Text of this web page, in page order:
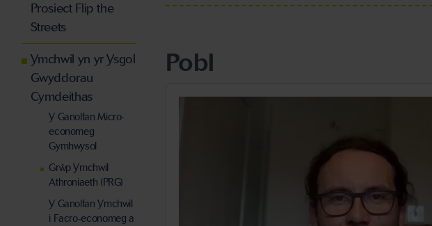
Pobl
Prosiect Flip the
Streets
Ymchwil yn yr Ysgol
Gwyddorau
Cymdeithas
Y Ganolfan Micro-
economeg
Gymhwysol
Grŵp Ymchwil
Athroniaeth (PRG)
Y Ganolfan Ymchwil
i Facro-economeg a